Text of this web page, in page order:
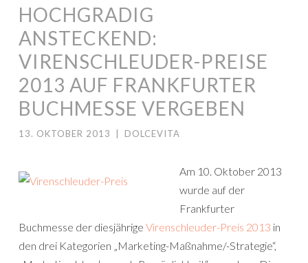
HOCHGRADIG
ANSTECKEND:
VIRENSCHLEUDER-PREISE
2013 AUF FRANKFURTER
BUCHMESSE VERGEBEN
13. OKTOBER 2013 DOLCEVITA
Am 10. Oktober 2013
wurde auf der
Frankfurter
Buchmesse der diesjährige Virenschleuder-Preis 2013 in
den drei Kategorien „Marketing-Maßnahme/-Strategie“,